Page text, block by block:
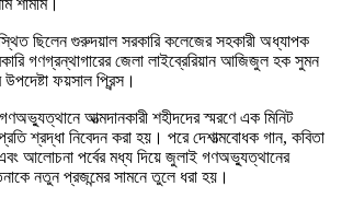
শামীম।
ছিলেন গুরুদয়াল সরকারি কলেজের সহকারী অধ্যাপক
গণগ্রন্থাগারের জেলা লাইব্রেরিয়ান আজিজুল হক সুমন
ফয়সাল প্রিন্স।
আত্মদানকারী শহীদদের স্মরণে এক মিনিট
শ্রদ্ধা নিবেদন করা হয়। পরে দেশাত্মবোধক গান, কবিতা
আলোচনা পর্বের মধ্য দিয়ে জুলাই গণঅভ্যুত্থানের
নতুন প্রজন্মের সামনে তুলে ধরা হয়।